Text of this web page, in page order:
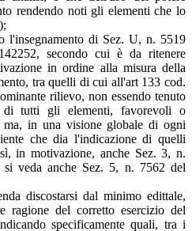
rendendo noti gli elementi che lo
l'insegnamento di Sez. U, n. 5519
secondo cui è da ritenere
in ordine alla misura della
tra quelli di cui all'art 133 cod.
rilievo, non essendo tenuto
di tutti gli elementi, favorevoli o
in una visione globale di ogni
che dia l'indicazione di quelli
in motivazione, anche Sez. 3, n.
veda anche Sez. 5, n. 7562 del
discostarsi dal minimo edittale,
del corretto esercizio del
specificamente quali, tra i